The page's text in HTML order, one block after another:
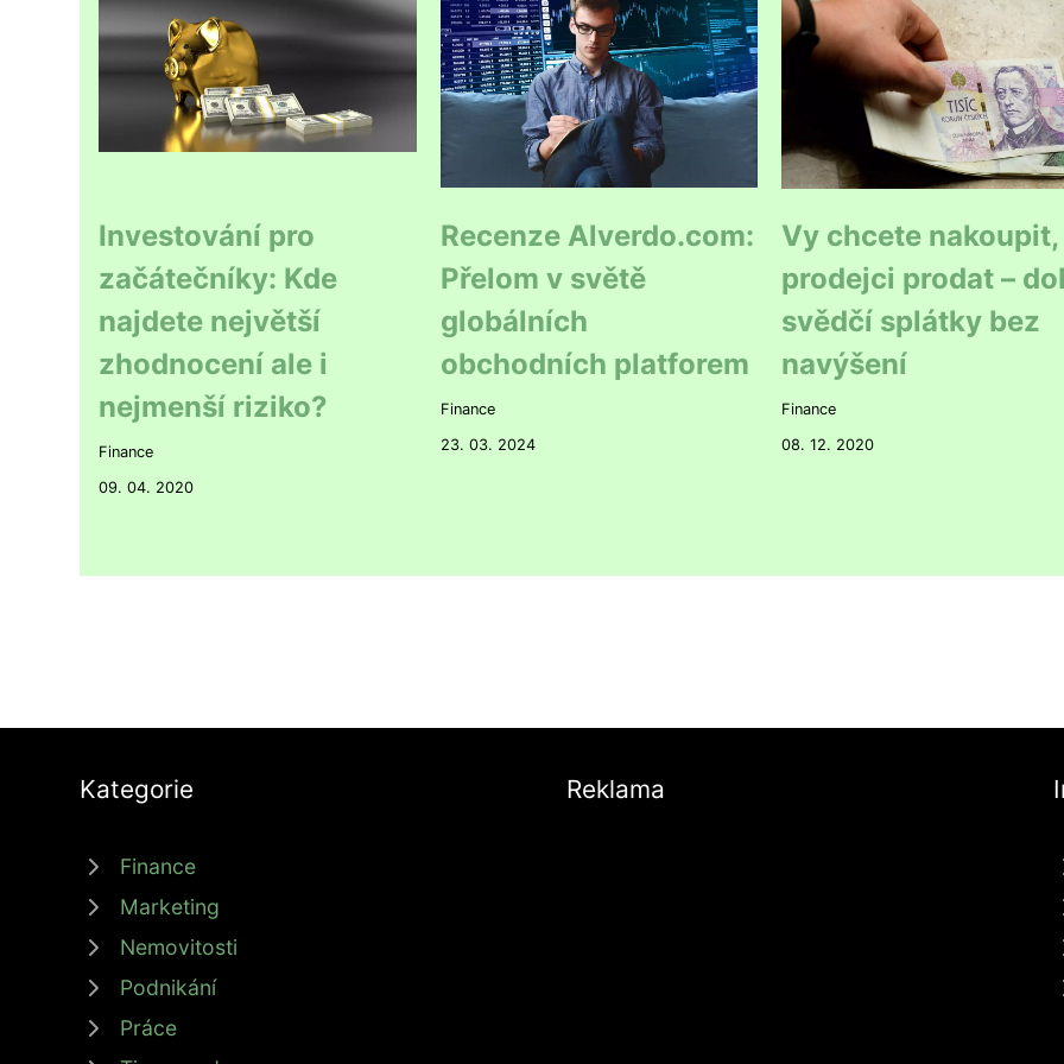
Investování pro
začátečníky: Kde
najdete největší
zhodnocení ale i
nejmenší riziko?
Finance
09. 04. 2020
Recenze Alverdo.com:
Přelom v světě
globálních
obchodních platforem
Finance
23. 03. 2024
Vy chcete nakoupit,
prodejci prodat –
svědčí splátky bez
navýšení
Finance
08. 12. 2020
Kategorie
Finance
Marketing
Nemovitosti
Podnikání
Práce
Reklama